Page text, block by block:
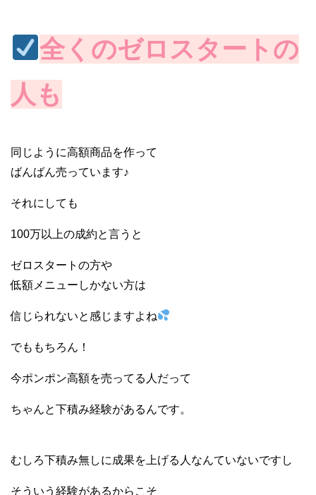
全くのゼロスタートの
人も
同じように高額商品を作って
ばんばん売っています♪
それにしても
100万以上の成約と言うと
ゼロスタートの方や
低額メニューしかない方は
信じられないと感じますよね
でももちろん！
今ポンポン高額を売ってる人だって
ちゃんと下積み経験があるんです。
むしろ下積み無しに成果を上げる人なんていないですし
そういう経験があるからこそ